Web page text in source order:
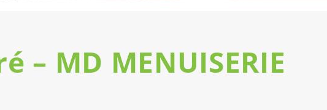
MD MENUISERIE